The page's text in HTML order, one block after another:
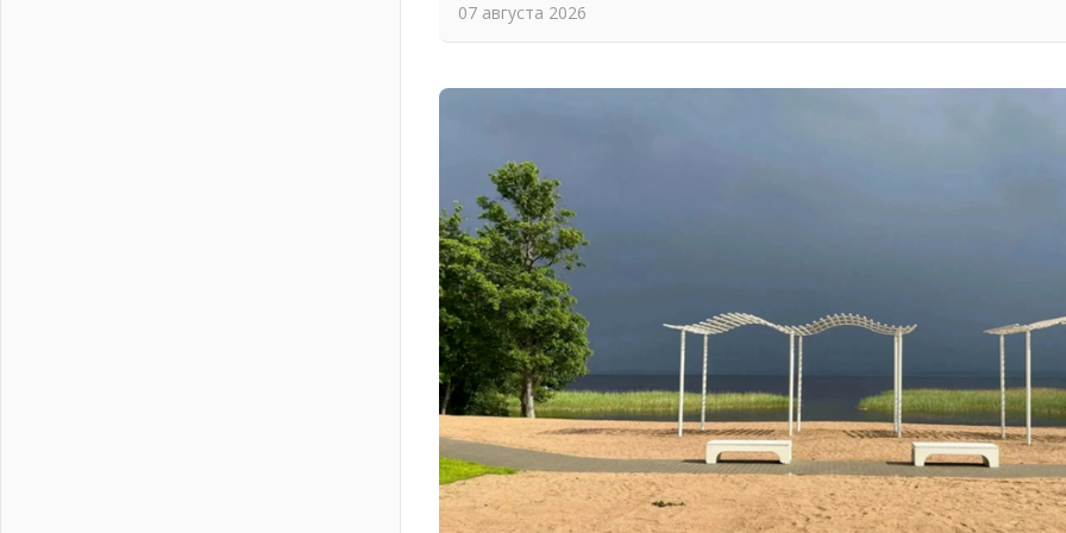
07 августа 2026